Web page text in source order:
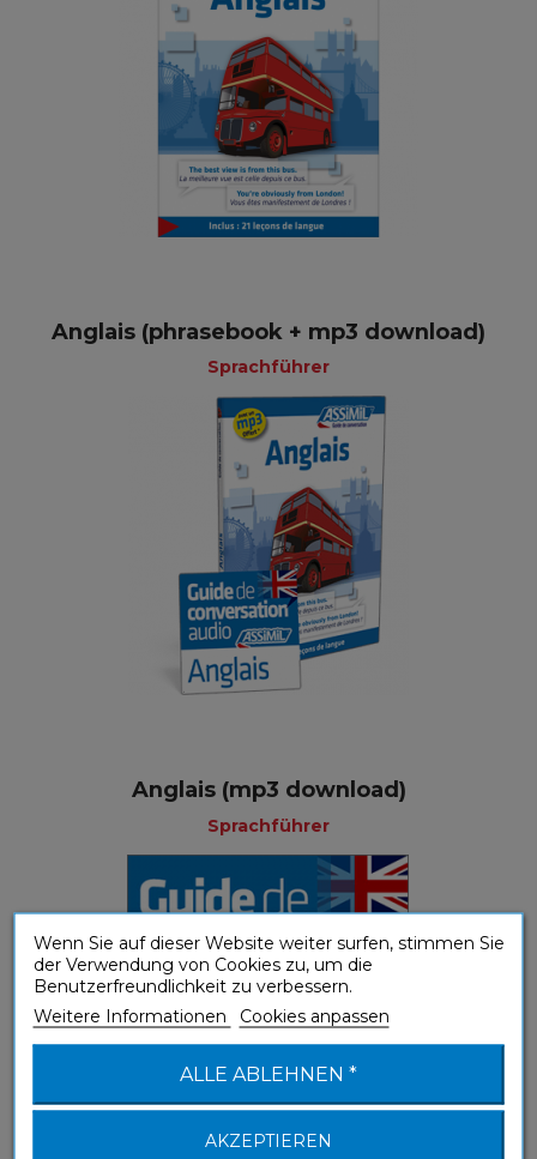
Anglais (phrasebook + mp3 download)
Sprachführer
Anglais (mp3 download)
Sprachführer
Wenn Sie auf dieser Website weiter surfen, stimmen Sie
der Verwendung von Cookies zu, um die
Benutzerfreundlichkeit zu verbessern.
Weitere Informationen
Cookies anpassen
ALLE ABLEHNEN *
AKZEPTIEREN